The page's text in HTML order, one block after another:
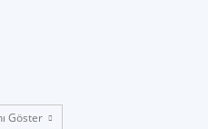
Göster